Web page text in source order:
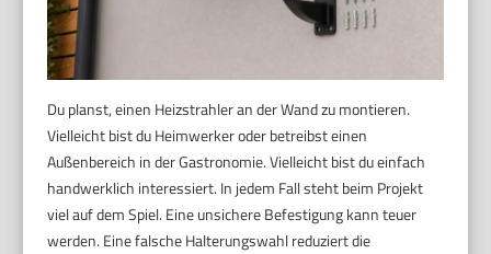
Du planst, einen Heizstrahler an der Wand zu montieren.
Vielleicht bist du Heimwerker oder betreibst einen
Außenbereich in der Gastronomie. Vielleicht bist du einfach
handwerklich interessiert. In jedem Fall steht beim Projekt
viel auf dem Spiel. Eine unsichere Befestigung kann teuer
werden. Eine falsche Halterungswahl reduziert die